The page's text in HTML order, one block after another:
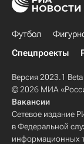
Футбол
Спецпроекты
Версия 2023.1 Beta
© 2026 МИА
Вакансии
Сетевое издание
в Федеральной
информационных